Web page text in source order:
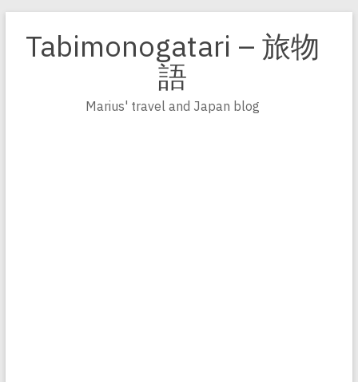
Inhalt
springen
Tabimonogatari – 旅物
語
Marius' travel and Japan blog